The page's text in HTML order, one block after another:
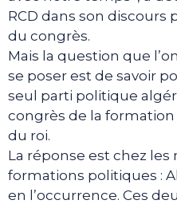
RCD dans son discours
du congrès.
Mais la question que
se poser est de savoir
seul parti politique
congrès de la
du roi.
La réponse est chez
formations politiques :
en l’occurrence. Ces